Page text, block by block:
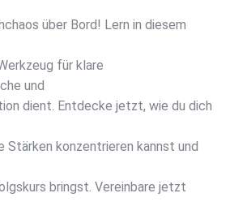
über Bord! Lern in diesem
für klare
und
dient. Entdecke jetzt, wie du dich
Stärken konzentrieren kannst und
bringst. Vereinbare jetzt